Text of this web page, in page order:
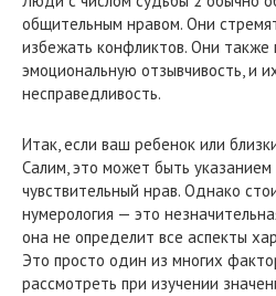
общительным нравом. Они
избежать конфликтов. Они также
эмоциональную отзывчивость, и
несправедливость.
Итак, если ваш ребенок или
Салим, это может быть
чувствительный нрав. Однако
нумерология — это
она не определит все аспекты
Это просто один из многих
рассмотреть при изучении